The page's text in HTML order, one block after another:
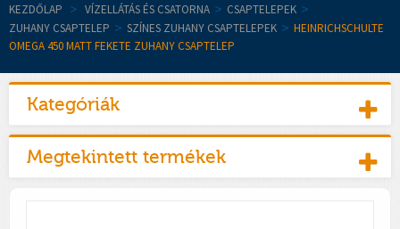
KEZDŐLAP > VÍZELLÁTÁS ÉS CSATORNA > CSAPTELEPEK >
ZUHANY CSAPTELEP > SZÍNES ZUHANY CSAPTELEPEK > HEINRICHSCHULTE
OMEGA 450 MATT FEKETE ZUHANY CSAPTELEP
Kategóriák
Megtekintett termékek